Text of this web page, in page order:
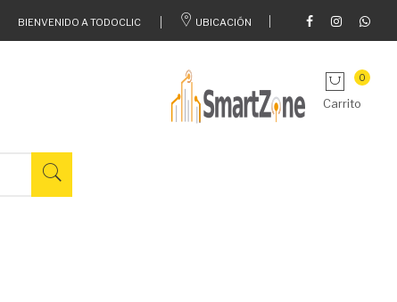
BIENVENIDO A TODOCLIC UBICACIÓN
Carrito
0